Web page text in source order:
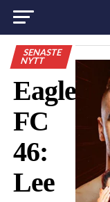
SENASTE
NYTT
Eagle
FC
46:
Lee